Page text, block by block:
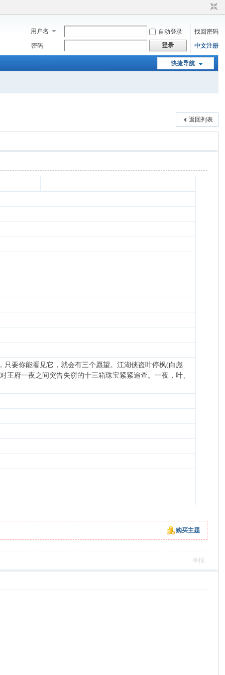
用户名 自动登录
找回密码
密码
登录 中文注册
快捷导航
返回列表
要你能看见它，就会有三个愿望。江湖侠盗叶停枫(白彪
府一夜之间突告失窃的十三箱珠宝紧紧追查。一夜，叶、
购买主题
举报